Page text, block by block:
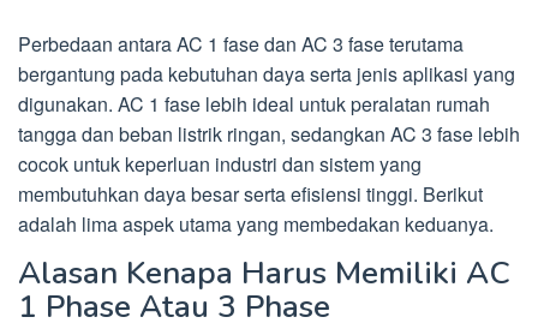
Perbedaan antara AC 1 fase dan AC 3 fase terutama
bergantung pada kebutuhan daya serta jenis aplikasi yang
digunakan. AC 1 fase lebih ideal untuk peralatan rumah
tangga dan beban listrik ringan, sedangkan AC 3 fase lebih
cocok untuk keperluan industri dan sistem yang
membutuhkan daya besar serta efisiensi tinggi. Berikut
adalah lima aspek utama yang membedakan keduanya.
Alasan Kenapa Harus Memiliki AC
1 Phase Atau 3 Phase